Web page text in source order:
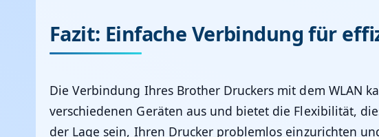
Fazit: Einfache Verbindung für
Die Verbindung Ihres Brother Druckers mit dem WLAN
verschiedenen Geräten aus und bietet die Flexibilität,
der Lage sein, Ihren Drucker problemlos einzurichten